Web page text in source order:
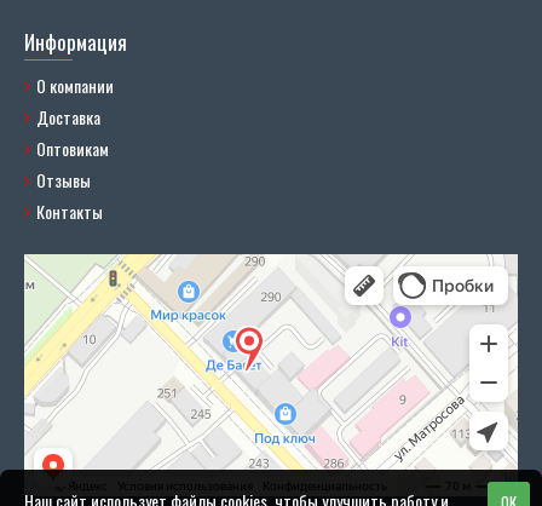
Информация
О компании
Доставка
Оптовикам
Отзывы
Контакты
Наш сайт использует файлы cookies, чтобы улучшить работу и